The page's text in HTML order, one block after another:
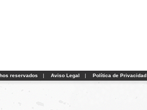
reservados | Aviso Legal | Política de Privacidad